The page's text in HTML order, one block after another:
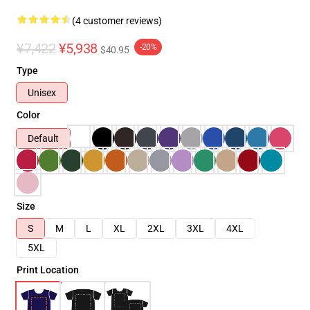
(4 customer reviews)
¥7,422 ¥5,938 $40.95 -20%
Type
Unisex
Color
Default
Size
S
M L XL 2XL 3XL
4XL
5XL
Print Location